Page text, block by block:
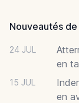
Nouveautés
24 JUL
en
15 JUL
en